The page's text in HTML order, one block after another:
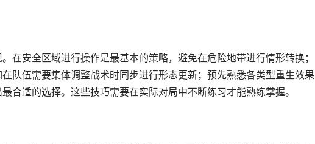
在安全区域进行操作是最基本的策略，避免在危险地带进行情形转换；
队伍需要集体调整战术时同步进行形态更新；预先熟悉各类型重生效果
合适的选择。这些技巧需要在实际对局中不断练习才能熟练掌握。